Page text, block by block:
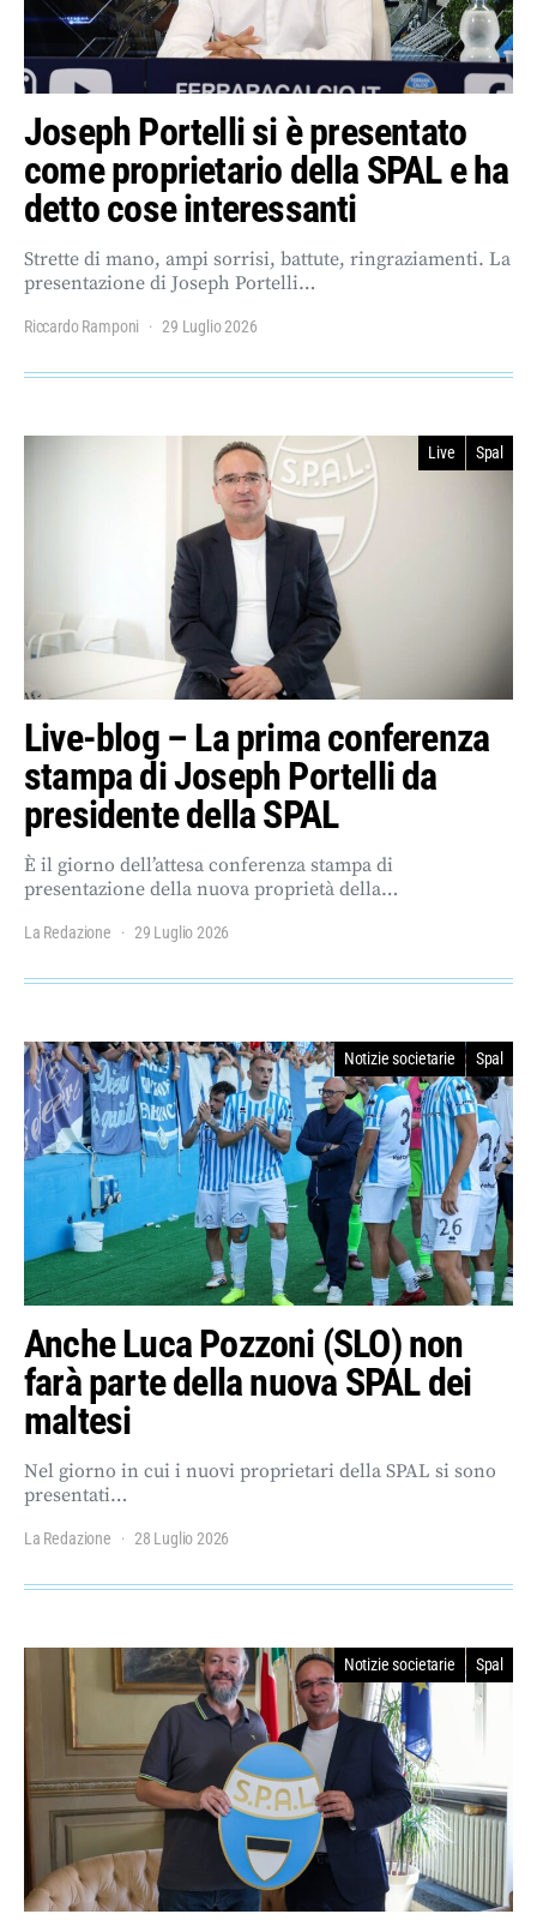
Joseph Portelli si è presentato
come proprietario della SPAL e ha
detto cose interessanti
Strette di mano, ampi sorrisi, battute, ringraziamenti. La
presentazione di Joseph Portelli…
Riccardo Ramponi 29 Luglio 2026
Live Spal
Live-blog – La prima conferenza
stampa di Joseph Portelli da
presidente della SPAL
È il giorno dell’attesa conferenza stampa di
presentazione della nuova proprietà della…
La Redazione 29 Luglio 2026
Notizie societarie Spal
Anche Luca Pozzoni (SLO) non
farà parte della nuova SPAL dei
maltesi
Nel giorno in cui i nuovi proprietari della SPAL si sono
presentati…
La Redazione 28 Luglio 2026
Notizie societarie Spal